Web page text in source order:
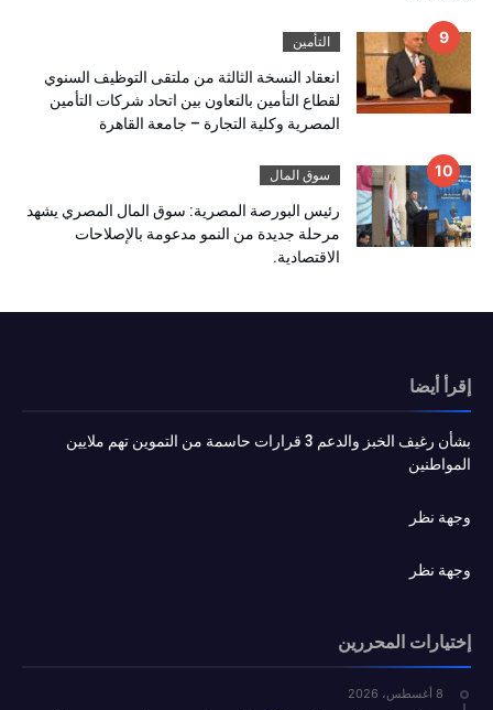
التأمين
انعقاد النسخة الثالثة من ملتقى التوظيف السنوي
لقطاع التأمين بالتعاون بين اتحاد شركات التأمين
المصرية وكلية التجارة – جامعة القاهرة
سوق المال
رئيس البورصة المصرية: سوق المال المصري يشهد
مرحلة جديدة من النمو مدعومة بالإصلاحات
الاقتصادية.
إقرأ أيضا
بشأن رغيف الخبز والدعم 3 قرارات حاسمة من التموين تهم ملايين
المواطنين
وجهة نظر
وجهة نظر
إختيارات المحررين
8 أغسطس، 2026